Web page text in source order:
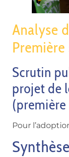
Analyse
Scrutin
projet de
Pour